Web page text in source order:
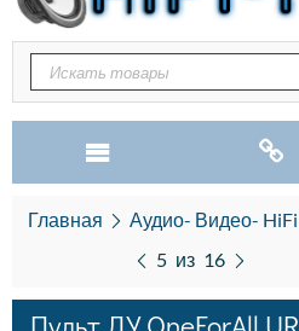
Главная Аудио- Видео- HiFi и
5 из 16